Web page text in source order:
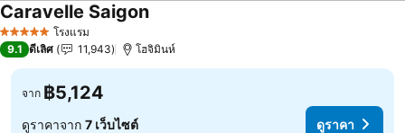
5 ดาว โรงแรม
Caravelle Saigonดูราคา
9.1 ดีเลิศ 11,943 โฮจิมินห์
จาก ฿5,124
ดูราคาจาก 7 เว็บไซต์ ดูราคา